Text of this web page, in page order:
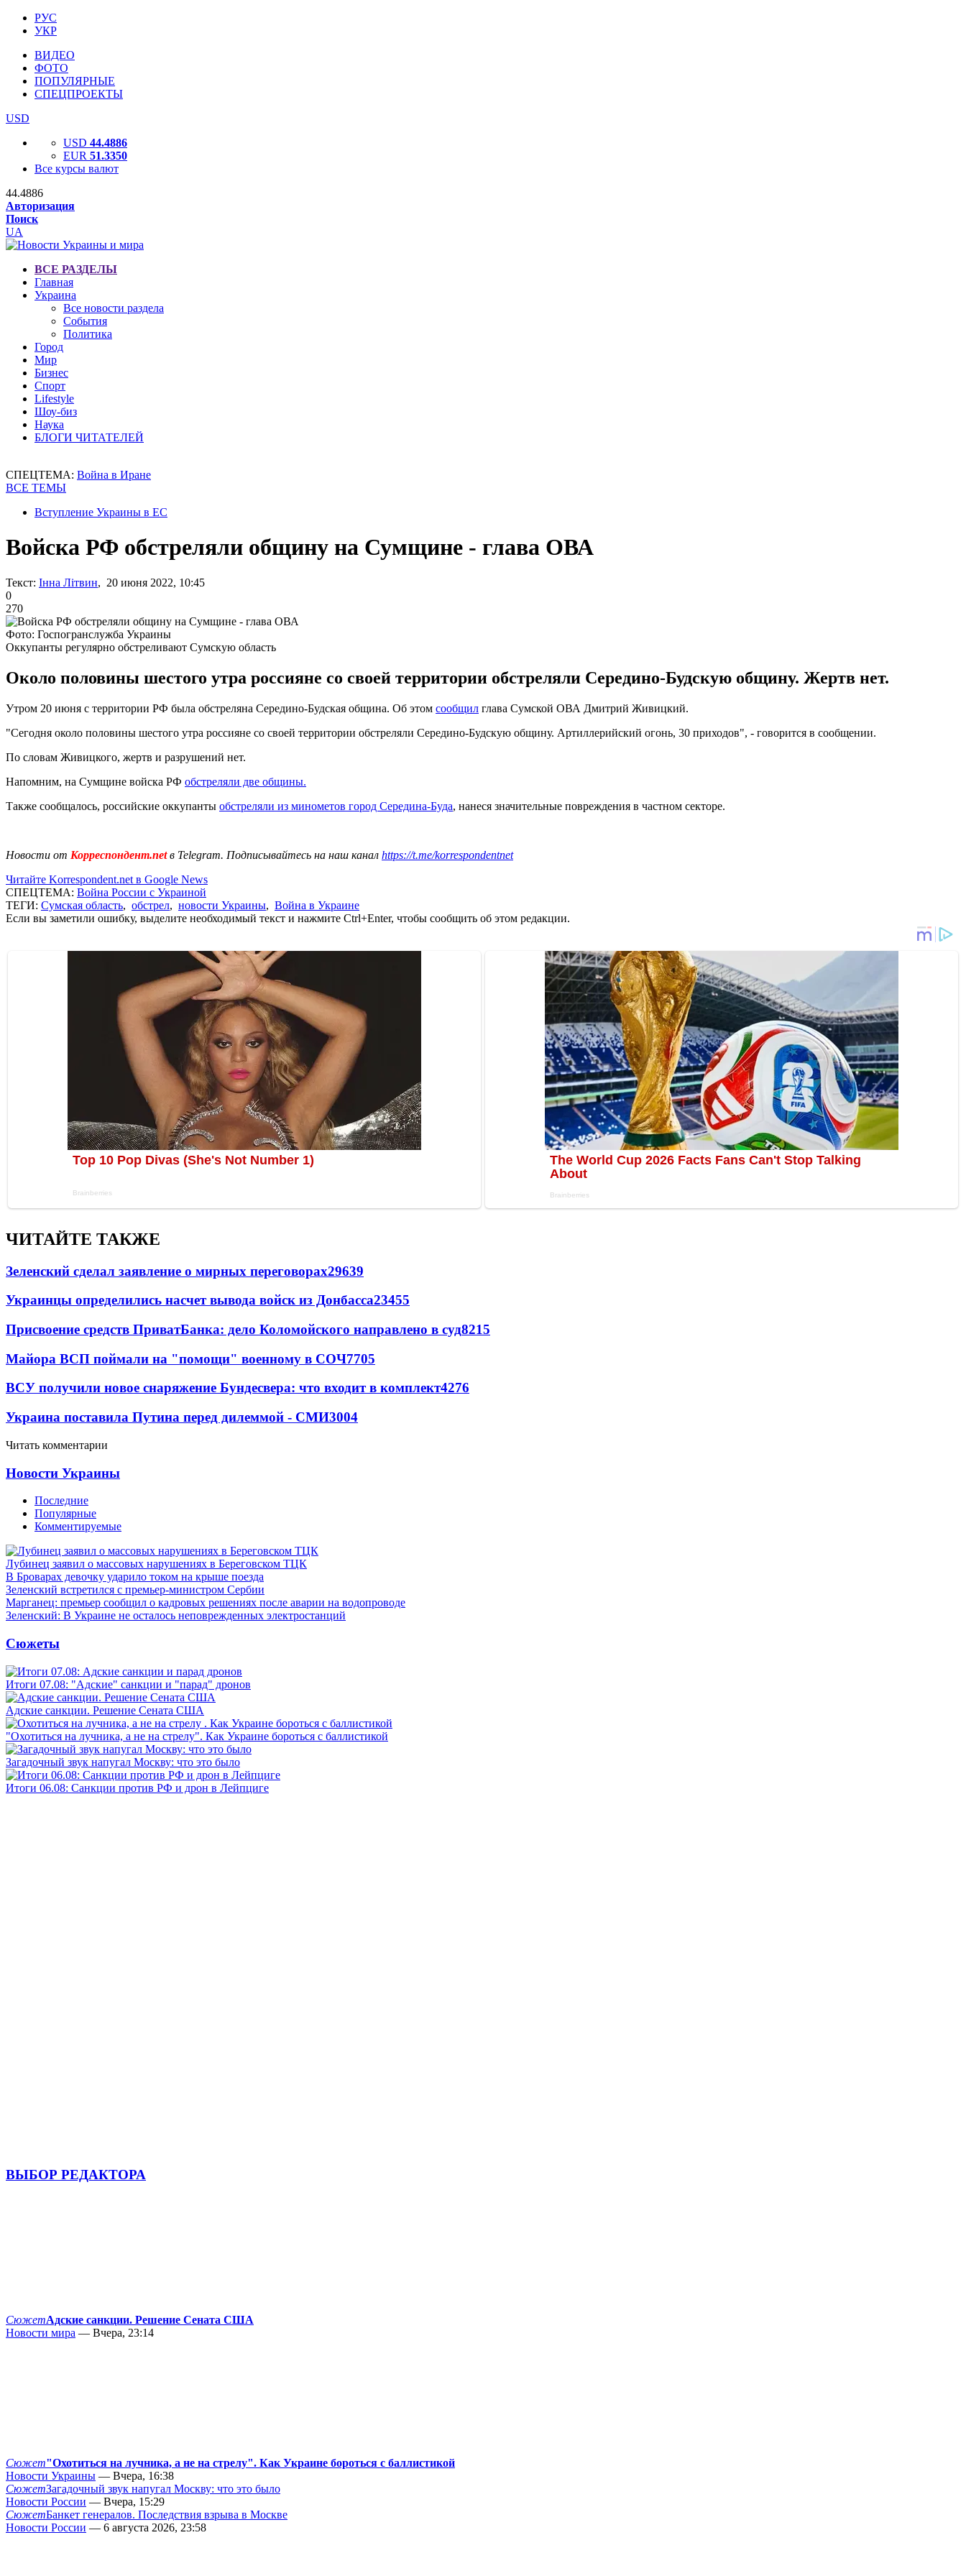
РУС
УКР
ВИДЕО
ФОТО
ПОПУЛЯРНЫЕ
СПЕЦПРОЕКТЫ
USD
USD 44.4886
EUR 51.3350
Все курсы валют
44.4886
Авторизация
Поиск
UA
ВСЕ РАЗДЕЛЫ
Главная
Украина
Все новости раздела
События
Политика
Город
Мир
Бизнес
Спорт
Lifestyle
Шоу-биз
Наука
БЛОГИ ЧИТАТЕЛЕЙ
СПЕЦТЕМА: Война в Иране
ВСЕ ТЕМЫ
Вступление Украины в ЕС
Войска РФ обстреляли общину на Сумщине - глава ОВА
Текст: Інна Літвин, 20 июня 2022, 10:45
0
270
Фото: Госпогранслужба Украины
Оккупанты регулярно обстреливают Сумскую область
Около половины шестого утра россияне со своей территории обстреляли Середино-Будскую общину. Жертв нет.
Утром 20 июня с территории РФ была обстреляна Середино-Будская община. Об этом сообщил глава Сумской ОВА Дмитрий Живицкий.
"Сегодня около половины шестого утра россияне со своей территории обстреляли Середино-Будскую общину. Артиллерийский огонь, 30 приходов", - говорится в сообщении.
По словам Живицкого, жертв и разрушений нет.
Напомним, на Сумщине войска РФ обстреляли две общины.
Также сообщалось, российские оккупанты обстреляли из минометов город Середина-Буда, нанеся значительные повреждения в частном секторе.
Новости от Корреспондент.netв Telegram. Подписывайтесь на наш канал https://t.me/korrespondentnet
Читайте Korrespondent.net в Google News
СПЕЦТЕМА: Война России с Украиной
ТЕГИ: Сумская область, обстрел, новости Украины, Война в Украине
Если вы заметили ошибку, выделите необходимый текст и нажмите Ctrl+Enter, чтобы сообщить об этом редакции.
ЧИТАЙТЕ ТАКЖЕ
Зеленский сделал заявление о мирных переговорах29639
Украинцы определились насчет вывода войск из Донбасса23455
Присвоение средств ПриватБанка: дело Коломойского направлено в суд8215
Майора ВСП поймали на "помощи" военному в СОЧ7705
ВСУ получили новое снаряжение Бундесвера: что входит в комплект4276
Украина поставила Путина перед дилеммой - СМИ3004
Читать комментарии
Новости Украины
Последние
Популярные
Комментируемые
Лубинец заявил о массовых нарушениях в Береговском ТЦК
В Броварах девочку ударило током на крыше поезда
Зеленский встретился с премьер-министром Сербии
Марганец: премьер сообщил о кадровых решениях после аварии на водопроводе
Зеленский: В Украине не осталось неповрежденных электростанций
Сюжеты
Итоги 07.08: "Адские" санкции и "парад" дронов
Адские санкции. Решение Сената США
"Охотиться на лучника, а не на стрелу". Как Украине бороться с баллистикой
Загадочный звук напугал Москву: что это было
Итоги 06.08: Санкции против РФ и дрон в Лейпциге
ВЫБОР РЕДАКТОРА
СюжетАдские санкции. Решение Сената США
Новости мира — Вчера, 23:14
Сюжет"Охотиться на лучника, а не на стрелу". Как Украине бороться с баллистикой
Новости Украины — Вчера, 16:38
СюжетЗагадочный звук напугал Москву: что это было
Новости России — Вчера, 15:29
СюжетБанкет генералов. Последствия взрыва в Москве
Новости России — 6 августа 2026, 23:58